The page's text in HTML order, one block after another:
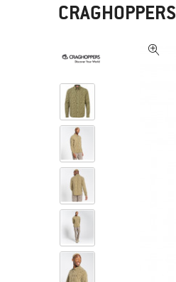
CRAGHOPPERS